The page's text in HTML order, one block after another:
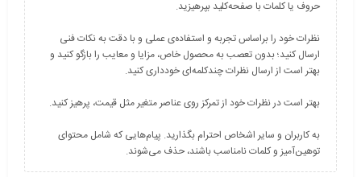
نظرات خود را براساس تجربه و استفاده‌ی عملی و با دقت به نکات فنی
ارسال کنید؛ بدون تعصب به محصول خاص، مزایا و معایب را بازگو کنید و
به کاربران و سایر اشخاص احترام بگذارید. پیام‌هایی که شامل محتوای
توهین‌آمیز و کلمات نامناسب باشند، حذف می‌شوند.